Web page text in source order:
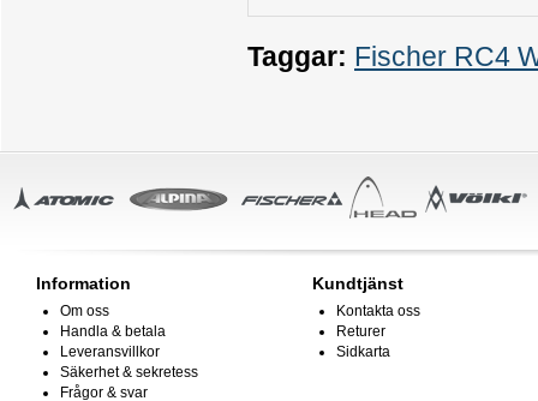
Taggar: Fischer RC4
Information
Om oss
Handla & betala
Leveransvillkor
Säkerhet & sekretess
Frågor & svar
Kundtjänst
Kontakta oss
Returer
Sidkarta